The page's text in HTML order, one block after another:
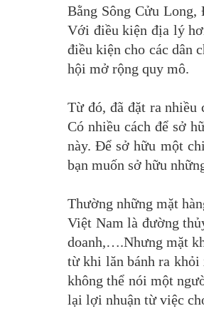
Bằng Sông Cửu
Với điều kiện địa lý
điều kiện cho các dân
hội mở rộng quy mô.
Từ đó, đã đặt ra nhiều
Có nhiều cách để sở
này. Để sở hữu một
bạn muốn sở hữu
Thường những mặt
Việt Nam là đường
doanh,….Nhưng mặt
từ khi lăn bánh ra
không thể nói một
lại lợi nhuận từ việc